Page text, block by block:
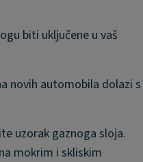
biti uključene u vaš
novih automobila dolazi s
uzorak gaznoga sloja.
mokrim i skliskim